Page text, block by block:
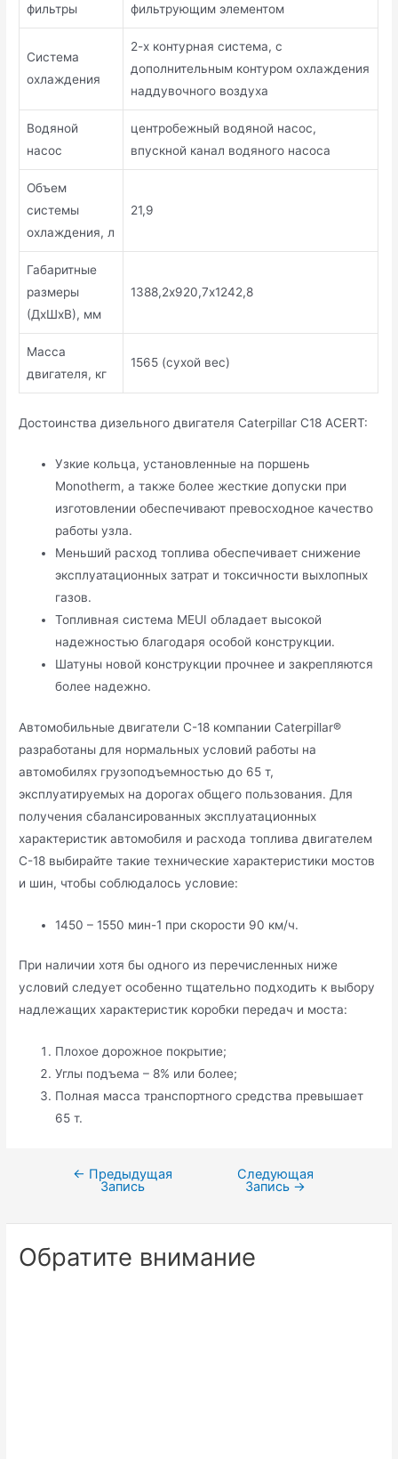
фильтры фильтрующим элементом
Система
охлаждения
2-х контурная система, с
дополнительным контуром охлаждения
наддувочного воздуха
Водяной
насос
центробежный водяной насос,
впускной канал водяного насоса
Объем
системы
охлаждения, л
21,9
Габаритные
размеры
(ДхШхВ), мм
1388,2х920,7х1242,8
Масса
двигателя, кг
1565 (сухой вес)
Достоинства дизельного двигателя Caterpillar C18 ACERT:
Узкие кольца, установленные на поршень
Monotherm, а также более жесткие допуски при
изготовлении обеспечивают превосходное качество
работы узла.
Меньший расход топлива обеспечивает снижение
эксплуатационных затрат и токсичности выхлопных
газов.
Топливная система MEUI обладает высокой
надежностью благодаря особой конструкции.
Шатуны новой конструкции прочнее и закрепляются
более надежно.
Автомобильные двигатели С-18 компании Caterpillar®
разработаны для нормальных условий работы на
автомобилях грузоподъемностью до 65 т,
эксплуатируемых на дорогах общего пользования. Для
получения сбалансированных эксплуатационных
характеристик автомобиля и расхода топлива двигателем
С-18 выбирайте такие технические характеристики мостов
и шин, чтобы соблюдалось условие:
1450 – 1550 мин-1 при скорости 90 км/ч.
При наличии хотя бы одного из перечисленных ниже
условий следует особенно тщательно подходить к выбору
надлежащих характеристик коробки передач и моста:
Плохое дорожное покрытие;
Углы подъема – 8% или более;
Полная масса транспортного средства превышает
65 т.
Навигация
записям
← Предыдущая
Запись
Следующая
Запись →
Обратите внимание